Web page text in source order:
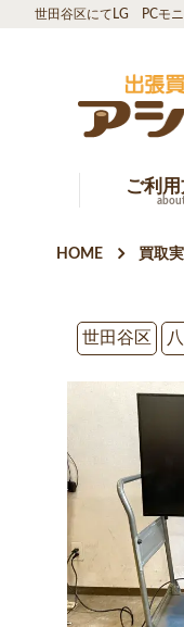
世田谷区にてLG PCモ
ご利
HOME 買取
世田谷区